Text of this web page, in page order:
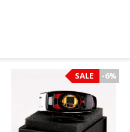
-6%
SALE -6%
SALE